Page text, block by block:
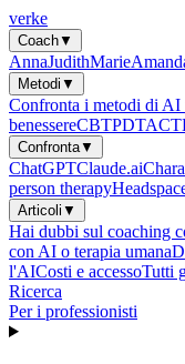
verke
Coach▼
AnnaJudithMarie
Metodi ▼
Confronta i metodi di AI
benessereCBTPDTACT
Confronta▼
ChatGPTClaude.ai
person therapy
Articoli ▼
Hai dubbi sul coaching
con AI o terapia umana
l'AICosti e accessoTutti
Ricerca
Per i professionisti